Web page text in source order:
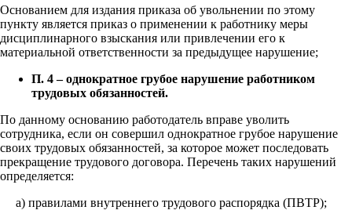
Основанием для издания приказа об увольнении по этому
пункту является приказ о применении к работнику меры
дисциплинарного взыскания или привлечении его к
материальной ответственности за предыдущее нарушение;
П. 4 – однократное грубое нарушение работником
трудовых обязанностей.
По данному основанию работодатель вправе уволить
сотрудника, если он совершил однократное грубое нарушение
своих трудовых обязанностей, за которое может последовать
прекращение трудового договора. Перечень таких нарушений
определяется:
a) правилами внутреннего трудового распорядка (ПВТР);